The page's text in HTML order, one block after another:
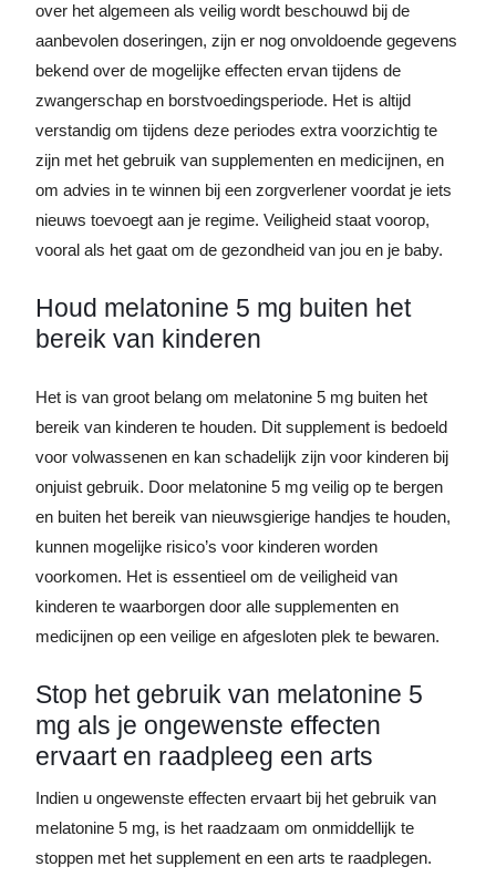
over het algemeen als veilig wordt beschouwd bij de
aanbevolen doseringen, zijn er nog onvoldoende gegevens
bekend over de mogelijke effecten ervan tijdens de
zwangerschap en borstvoedingsperiode. Het is altijd
verstandig om tijdens deze periodes extra voorzichtig te
zijn met het gebruik van supplementen en medicijnen, en
om advies in te winnen bij een zorgverlener voordat je iets
nieuws toevoegt aan je regime. Veiligheid staat voorop,
vooral als het gaat om de gezondheid van jou en je baby.
Houd melatonine 5 mg buiten het
bereik van kinderen
Het is van groot belang om melatonine 5 mg buiten het
bereik van kinderen te houden. Dit supplement is bedoeld
voor volwassenen en kan schadelijk zijn voor kinderen bij
onjuist gebruik. Door melatonine 5 mg veilig op te bergen
en buiten het bereik van nieuwsgierige handjes te houden,
kunnen mogelijke risico’s voor kinderen worden
voorkomen. Het is essentieel om de veiligheid van
kinderen te waarborgen door alle supplementen en
medicijnen op een veilige en afgesloten plek te bewaren.
Stop het gebruik van melatonine 5
mg als je ongewenste effecten
ervaart en raadpleeg een arts
Indien u ongewenste effecten ervaart bij het gebruik van
melatonine 5 mg, is het raadzaam om onmiddellijk te
stoppen met het supplement en een arts te raadplegen.